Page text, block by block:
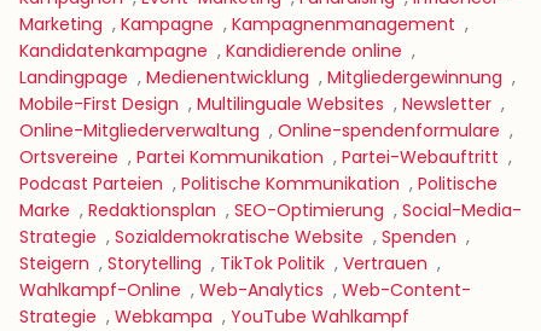
Marketing , Kampagne , Kampagnenmanagement ,
Kandidatenkampagne , Kandidierende online ,
Landingpage , Medienentwicklung , Mitgliedergewinnung ,
Mobile-First Design , Multilinguale Websites , Newsletter ,
Online-Mitgliederverwaltung , Online-spendenformulare ,
Ortsvereine , Partei Kommunikation , Partei-Webauftritt ,
Podcast Parteien , Politische Kommunikation , Politische
Marke , Redaktionsplan , SEO-Optimierung , Social-Media-
Strategie , Sozialdemokratische Website , Spenden ,
Steigern , Storytelling , TikTok Politik , Vertrauen ,
Wahlkampf-Online , Web-Analytics , Web-Content-
Strategie , Webkampa , YouTube Wahlkampf